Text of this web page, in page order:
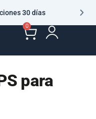
30 días
0
para